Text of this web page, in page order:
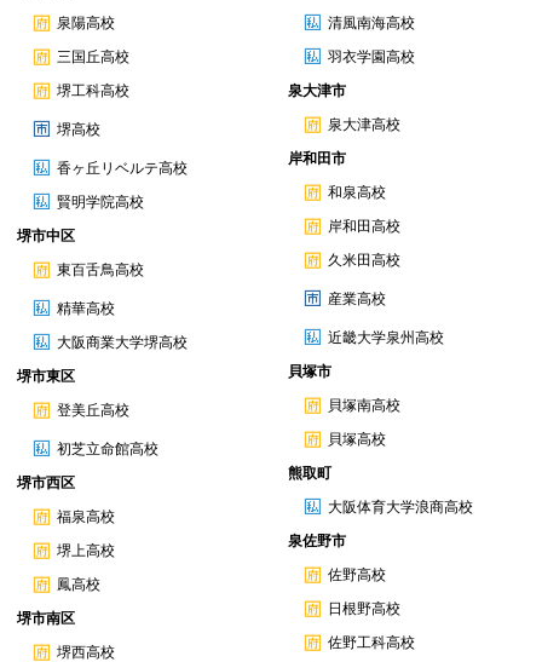
泉陽高校
三国丘高校
堺工科高校
堺高校
香ヶ丘リベルテ高校
賢明学院高校
堺市中区
東百舌鳥高校
精華高校
大阪商業大学堺高校
堺市東区
登美丘高校
初芝立命館高校
堺市西区
福泉高校
堺上高校
鳳高校
堺市南区
堺西高校
清風南海高校
羽衣学園高校
泉大津市
泉大津高校
岸和田市
和泉高校
岸和田高校
久米田高校
産業高校
近畿大学泉州高校
貝塚市
貝塚南高校
貝塚高校
熊取町
大阪体育大学浪商高校
泉佐野市
佐野高校
日根野高校
佐野工科高校